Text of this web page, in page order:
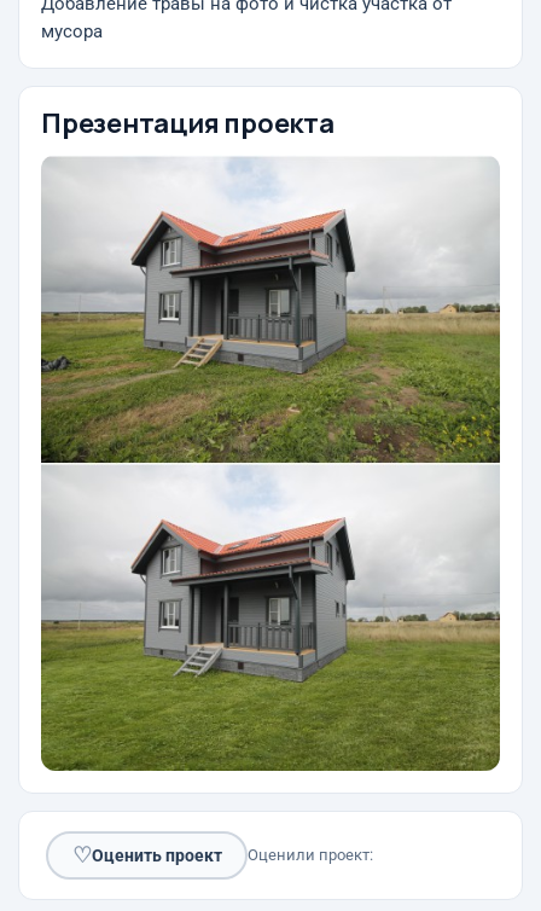
Добавление травы на фото и чистка участка от
мусора
Презентация проекта
♡Оценить проект Оценили проект: